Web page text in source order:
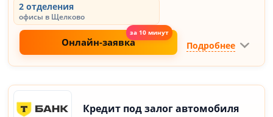
2 отделения
офисы в Щелково
Онлайн-заявка Подробнее
Кредит под залог автомобиля